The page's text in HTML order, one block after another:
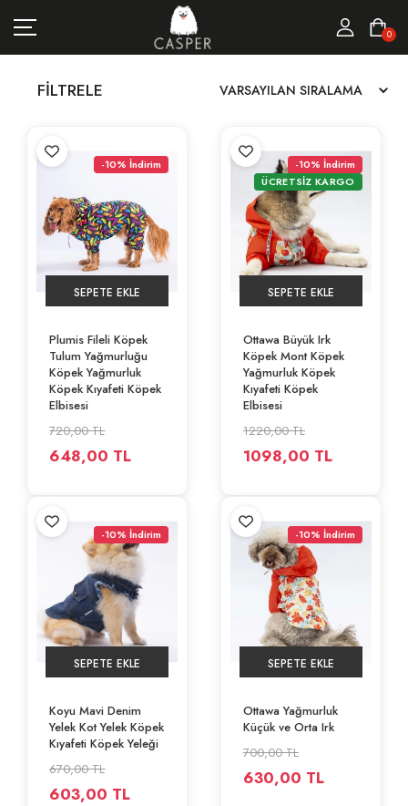
0
MARKALAR
FIRSATLAR
FILTRELE
-10% İndirim
SEPETE EKLE
Plumis Fileli Köpek
Tulum Yağmurluğu
Köpek Yağmurluk
Köpek Kıyafeti Köpek
Elbisesi
720,00 TL
648,00 TL
-10% İndirim
ÜCRETSİZ KARGO
SEPETE EKLE
Ottawa Büyük Irk
Köpek Mont Köpek
Yağmurluk Köpek
Kıyafeti Köpek
Elbisesi
1220,00 TL
1098,00 TL
-10% İndirim
SEPETE EKLE
Koyu Mavi Denim
Yelek Kot Yelek Köpek
Kıyafeti Köpek Yeleği
670,00 TL
603,00 TL
-10% İndirim
SEPETE EKLE
Ottawa Yağmurluk
Küçük ve Orta Irk
700,00 TL
630,00 TL